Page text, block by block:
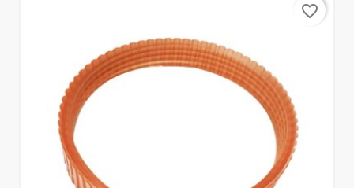
favorite_border